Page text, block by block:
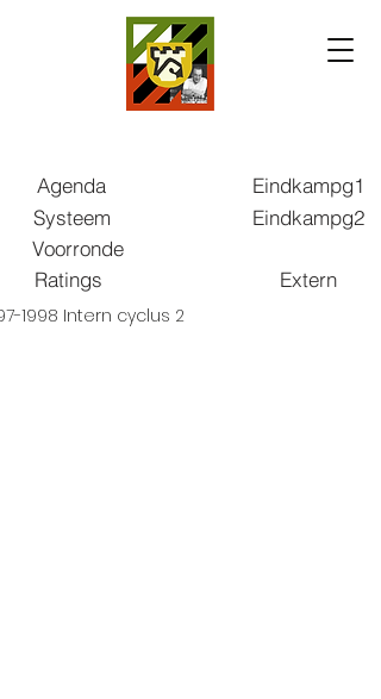
Agenda
Systeem
Voorronde
Ratings
Eindkampg1
Eindkampg2
Extern
1998 Intern cyclus 2